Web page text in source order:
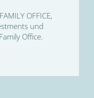
OFFICE,
und
Office.